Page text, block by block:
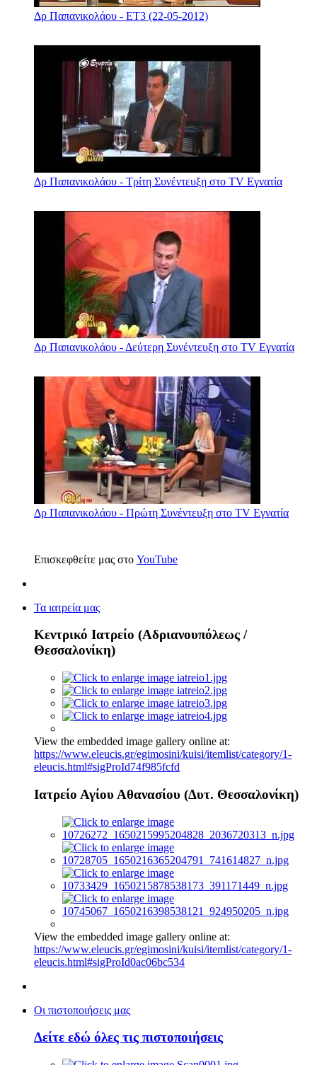
Δρ Παπανικολάου - ΕΤ3 (22-05-2012)
Δρ Παπανικολάου - Τρίτη Συνέντευξη στο TV Εγνατία
Δρ Παπανικολάου - Δεύτερη Συνέντευξη στο TV Εγνατία
Δρ Παπανικολάου - Πρώτη Συνέντευξη στο TV Εγνατία
Επισκεφθείτε μας στο YouTube
Τα ιατρεία μας
Κεντρικό Ιατρείο (Αδριανουπόλεως /
Θεσσαλονίκη)
View the embedded image gallery online at:
https://www.eleucis.gr/egimosini/kuisi/itemlist/category/1-
eleucis.html#sigProId74f985fcfd
Ιατρείο Αγίου Αθανασίου (Δυτ. Θεσσαλονίκη)
View the embedded image gallery online at:
https://www.eleucis.gr/egimosini/kuisi/itemlist/category/1-
eleucis.html#sigProId0ac06bc534
Οι πιστοποιήσεις μας
Δείτε εδώ όλες τις πιστοποιήσεις